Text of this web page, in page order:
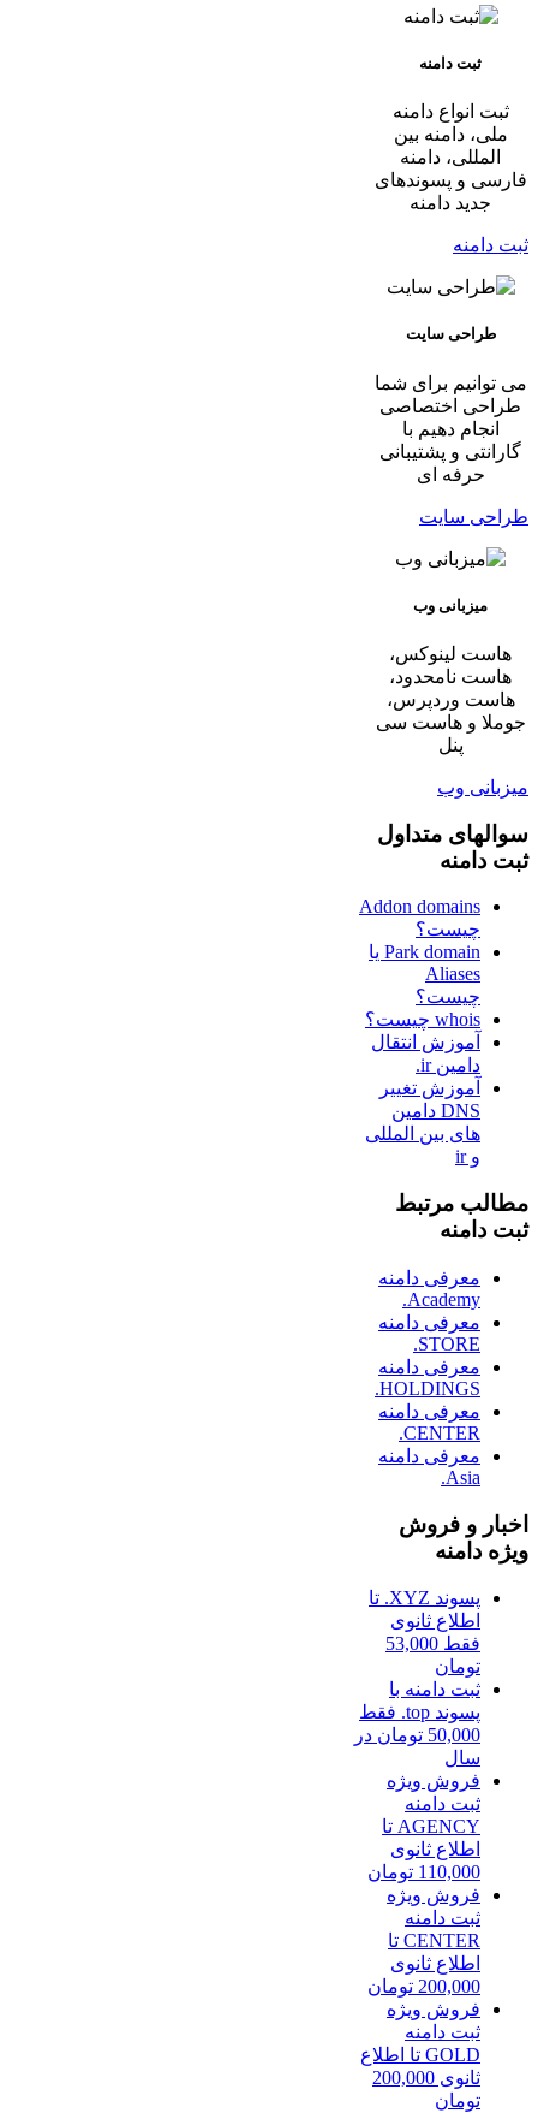
ثبت دامنه
ثبت انواع دامنه
ملی، دامنه بین
المللی، دامنه
فارسی و پسوندهای
جدید دامنه
ثبت دامنه
طراحی سایت
می توانیم برای شما
طراحی اختصاصی
انجام دهیم با
گارانتی و پشتیبانی
حرفه ای
طراحی سایت
میزبانی وب
هاست لینوکس،
هاست نامحدود،
هاست وردپرس،
جوملا و هاست سی
پنل
میزبانی وب
سوالهای متداول
ثبت دامنه
Addon domains
چیست؟
Park domain یا
Aliases
چیست؟
whois چیست؟
آموزش انتقال
دامین ir.
آموزش تغییر
DNS دامین
های بین المللی
و ir
مطالب مرتبط
ثبت دامنه
معرفی دامنه
Academy.
معرفی دامنه
STORE.
معرفی دامنه
HOLDINGS.
معرفی دامنه
CENTER.
معرفی دامنه
Asia.
اخبار و فروش
ویژه دامنه
پسوند XYZ. تا
اطلاع ثانوی
فقط 53,000
تومان
ثبت دامنه با
پسوند top. فقط
50,000 تومان در
سال
فروش ویژه
ثبت دامنه
AGENCY تا
اطلاع ثانوی
110,000 تومان
فروش ویژه
ثبت دامنه
CENTER تا
اطلاع ثانوی
200,000 تومان
فروش ویژه
ثبت دامنه
GOLD تا اطلاع
ثانوی 200,000
تومان